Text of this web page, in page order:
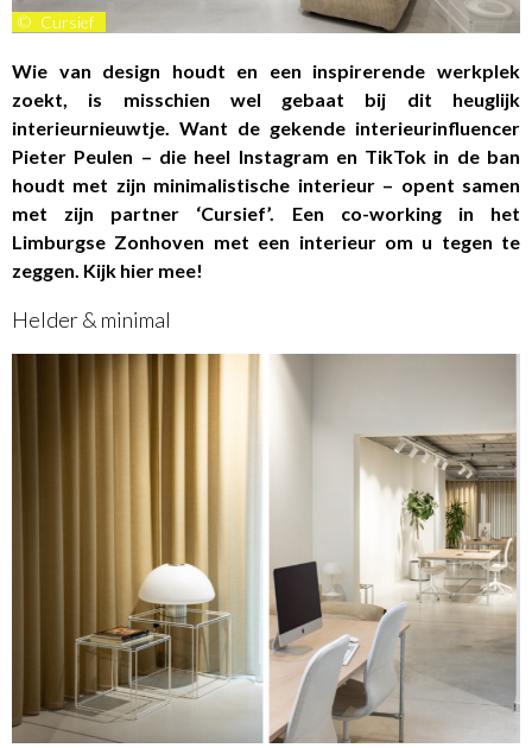
© Cursief
Wie van design houdt en een inspirerende werkplek
zoekt, is misschien wel gebaat bij dit heuglijk
interieurnieuwtje. Want de gekende interieurinfluencer
Pieter Peulen – die heel Instagram en TikTok in de ban
houdt met zijn minimalistische interieur – opent samen
met zijn partner ‘Cursief’. Een co-working in het
Limburgse Zonhoven met een interieur om u tegen te
zeggen. Kijk hier mee!
Helder & minimal